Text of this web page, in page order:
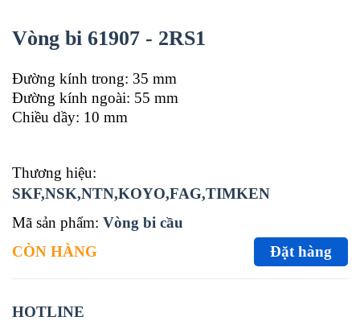
Vòng bi 61907 - 2RS1
Đường kính trong: 35 mm
Đường kính ngoài: 55 mm
Chiều dầy: 10 mm
Thương hiệu:
SKF,NSK,NTN,KOYO,FAG,TIMKEN
Mã sản phẩm: Vòng bi cầu
CÒN HÀNG
Đặt hàng
HOTLINE